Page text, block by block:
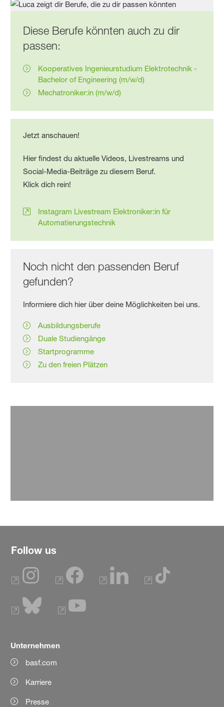
Diese Berufe könnten auch zu dir
passen:
Kooperatives Ingenieurstudium Elektrotechnik -
Bachelor of Engineering (m/w/d)
Mechatroniker:in (m/w/d)
Jetzt anschauen!
Hier findest du aktuelle Videos, Livestreams und
Social-Media-Beiträge zu diesem Beruf.
Klick dich rein!
Instagram Livestream Elektroniker:in für
Automatierungstechnik
Noch nicht den passenden Beruf
gefunden?
Informiere dich hier über deine Möglichkeiten bei uns.
Ausbildungsberufe
Duale Studiengänge
Startprogramme
Zu den freien Plätzen
Follow us
Unternehmen
basf.com
Karriere
Presse